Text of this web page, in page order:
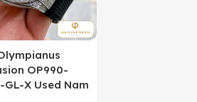
OP990-
GL-X Used Nam